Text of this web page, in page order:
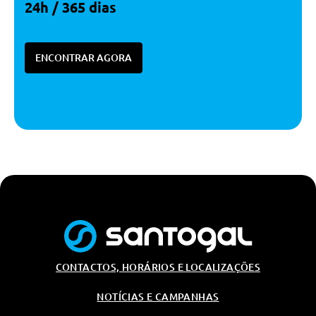
Sistema Antibloqueio De Travões
De Acidente
Sistema De Controlo De Pressão
Estabilidade
Camera Para Marcha-Atrás
Luzes De Travão Adaptativas
24h / 365 dias
ENCONTRAR AGORA
CONTACTOS, HORÁRIOS E LOCALIZAÇÕES
NOTÍCIAS E CAMPANHAS